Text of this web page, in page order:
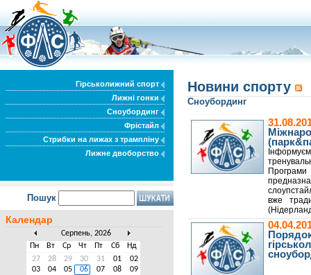
Гірськолижний спорт
Лижні гонки
Сноубординг
Фрістайл
Стрибки на лижах з трампліну
Лижне двоборство
Пошук
Календар
Серпень, 2026
Пн
Вт Ср Чт Пт Сб
Нд
27
28 29 30 31 01
02
03
04 05 06 07 08
09
Новини спорту
Сноубординг
вже